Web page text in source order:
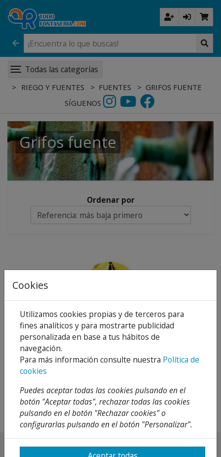
Todas las categorías
RIEGO Y FUENTES FUENTES
GRIFOS FUENTE
SÍGUENOS
Grifos fuente
Ordenar por
BOQUILLA FUENTE
SURTIDOR CON
30,25 €60,50 € 50 %
carrito
Destacado
Cookies
Utilizamos cookies propias y de terceros para
fines analíticos y para mostrarte publicidad
personalizada en base a tus hábitos de
navegación.
Para más información consulte nuestra Política de
cookies
Puedes aceptar todas las cookies pulsando en el
botón "Aceptar todas", rechazar todas las cookies
pulsando en el botón "Rechazar cookies" o
configurarlas pulsando en el botón "Personalizar".